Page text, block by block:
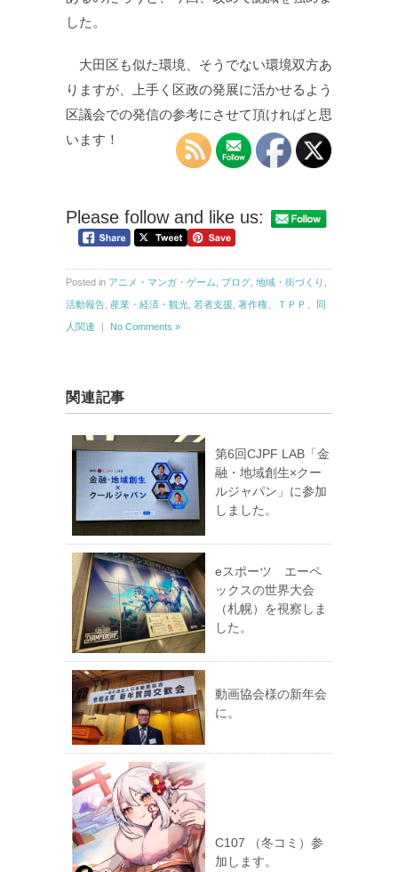
した。
大田区も似た環境、そうでない環境双方あ
りますが、上手く区政の発展に活かせるよう
区議会での発信の参考にさせて頂ければと思
います！
Please follow and like us:
Posted in アニメ・マンガ・ゲーム ブログ 地域・街づくり
活動報告 産業・経済・観光 若者支援 著作権、ＴＰＰ、同
人関連 ｜ No Comments »
関連記事
第6回CJPF LAB「金
融・地域創生×クー
ルジャパン」に参加
しました。
eスポーツ エーペ
ックスの世界大会
（札幌）を視察しま
した。
動画協会様の新年会
に。
C107 （冬コミ）参
加します。